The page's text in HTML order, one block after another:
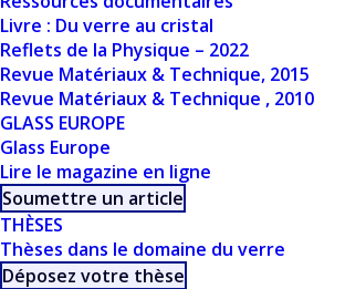
Livre : Du verre au cristal
Reflets de la Physique – 2022
Revue Matériaux & Technique, 2015
Revue Matériaux & Technique , 2010
GLASS EUROPE
Glass Europe
Lire le magazine en ligne
Soumettre un article
THÈSES
Thèses dans le domaine du verre
Déposez votre thèse
LAURENT CORMIER
15 novembre 2024 |
RETOUR AUX ACTUALITÉS